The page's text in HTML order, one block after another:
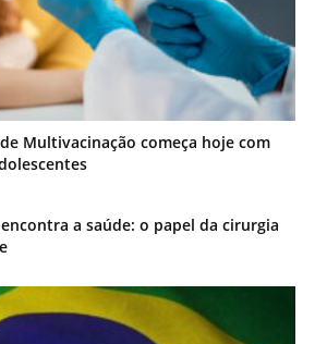
Multivacinação começa hoje com
a saúde: o papel da cirurgia